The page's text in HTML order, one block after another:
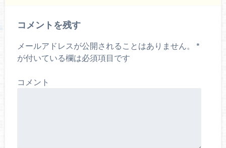
コメントを残す
メールアドレスが公開されることはありません。
*
が付いている欄は必須項目です
コメント